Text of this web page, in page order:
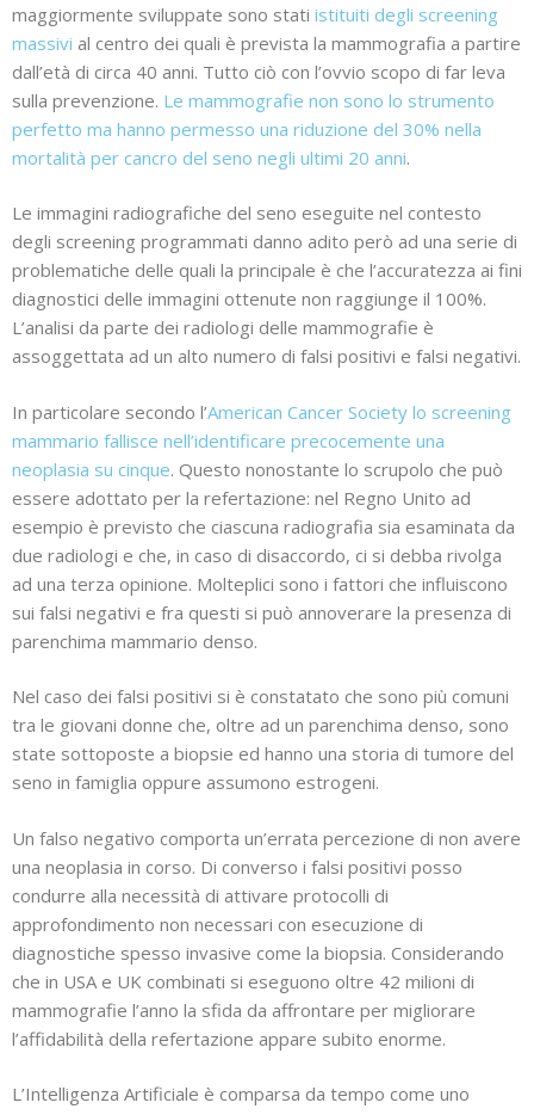
maggiormente sviluppate sono stati istituiti degli screening
massivi al centro dei quali è prevista la mammografia a partire
dall’età di circa 40 anni. Tutto ciò con l’ovvio scopo di far leva
sulla prevenzione. Le mammografie non sono lo strumento
perfetto ma hanno permesso una riduzione del 30% nella
mortalità per cancro del seno negli ultimi 20 anni.
Le immagini radiografiche del seno eseguite nel contesto
degli screening programmati danno adito però ad una serie di
problematiche delle quali la principale è che l’accuratezza ai fini
diagnostici delle immagini ottenute non raggiunge il 100%.
L’analisi da parte dei radiologi delle mammografie è
assoggettata ad un alto numero di falsi positivi e falsi negativi.
In particolare secondo l’American Cancer Society lo screening
mammario fallisce nell’identificare precocemente una
neoplasia su cinque. Questo nonostante lo scrupolo che può
essere adottato per la refertazione: nel Regno Unito ad
esempio è previsto che ciascuna radiografia sia esaminata da
due radiologi e che, in caso di disaccordo, ci si debba rivolga
ad una terza opinione. Molteplici sono i fattori che influiscono
sui falsi negativi e fra questi si può annoverare la presenza di
parenchima mammario denso.
Nel caso dei falsi positivi si è constatato che sono più comuni
tra le giovani donne che, oltre ad un parenchima denso, sono
state sottoposte a biopsie ed hanno una storia di tumore del
seno in famiglia oppure assumono estrogeni.
Un falso negativo comporta un’errata percezione di non avere
una neoplasia in corso. Di converso i falsi positivi posso
condurre alla necessità di attivare protocolli di
approfondimento non necessari con esecuzione di
diagnostiche spesso invasive come la biopsia. Considerando
che in USA e UK combinati si eseguono oltre 42 milioni di
mammografie l’anno la sfida da affrontare per migliorare
l’affidabilità della refertazione appare subito enorme.
L’Intelligenza Artificiale è comparsa da tempo come uno